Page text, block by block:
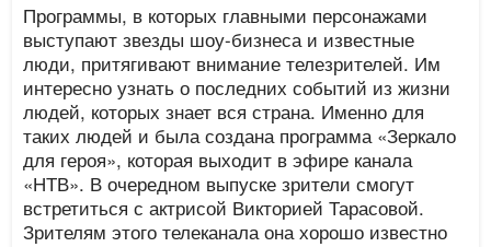
Программы, в которых главными персонажами
выступают звезды шоу-бизнеса и известные
люди, притягивают внимание телезрителей. Им
интересно узнать о последних событий из жизни
людей, которых знает вся страна. Именно для
таких людей и была создана программа «Зеркало
для героя», которая выходит в эфире канала
«НТВ». В очередном выпуске зрители смогут
встретиться с актрисой Викторией Тарасовой.
Зрителям этого телеканала она хорошо известно